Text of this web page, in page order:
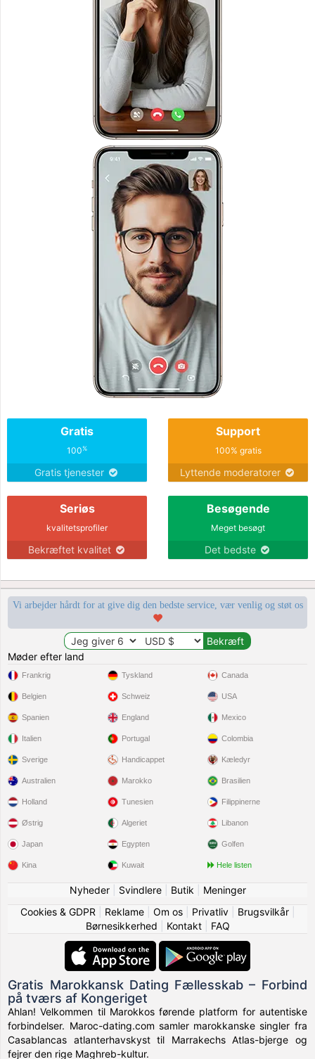
Gratis
100%
Gratis tjenester
Support
100% gratis
Lyttende moderatorer
Seriøs
kvalitetsprofiler
Bekræftet kvalitet
Besøgende
Meget besøgt
Det bedste
Vi arbejder hårdt for at give dig den bedste service, vær venlig og støt os
Møder efter land
Frankrig
Belgien
Spanien
Italien
Sverige
Tyskland
Schweiz
England
Portugal
Handicappet
Canada
USA
Mexico
Colombia
Kæledyr
Australien
Holland
Østrig
Japan
Kina
Marokko
Tunesien
Algeriet
Egypten
Kuwait
Brasilien
Filippinerne
Libanon
Golfen
Hele listen
Nyheder| Svindlere| Butik
Meninger
Cookies & GDPR
Reklame| Om os| Privatliv| Brugsvilkår|
Børnesikkerhed
Kontakt| FAQ
Gratis Marokkansk Dating Fællesskab – Forbind
på tværs af Kongeriget
Ahlan! Velkommen til Marokkos førende platform for autentiske
forbindelser. Maroc-dating.com samler marokkanske singler fra
Casablancas atlanterhavskyst til Marrakechs Atlas-bjerge og
fejrer den rige Maghreb-kultur.